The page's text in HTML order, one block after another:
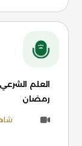
العلم
رمضان